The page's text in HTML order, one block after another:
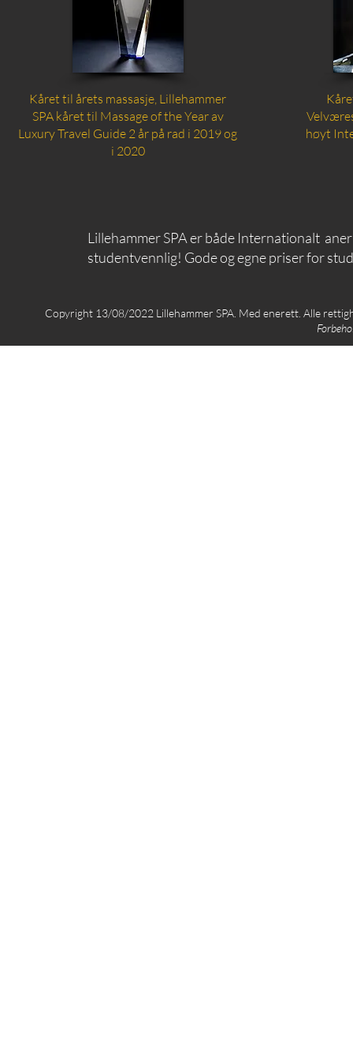
Kåret til årets massasje, Lillehammer
SPA kåret til Massage of the Year av
Luxury Travel Guide 2 år på rad i 2019 og
i 2020
høyt
Lillehammer SPA er både Internationalt
studentvennlig! Gode og egne priser for
Copyright 13/08/2022 Lillehammer SPA. Med enerett. Alle